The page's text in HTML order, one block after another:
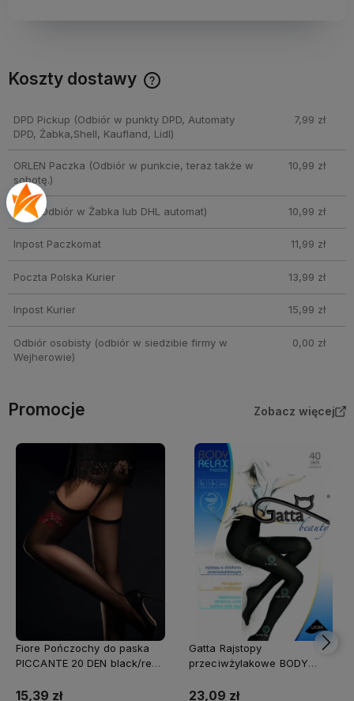
Koszty dostawy
DPD Pickup (Odbiór w punkty DPD, Automaty
DPD, Żabka,Shell, Kaufland, Lidl)
7,99 zł
ORLEN Paczka (Odbiór w punkcie, teraz także w
sobotę.)
10,99 zł
DHL(Odbiór w Żabka lub DHL automat) 10,99 zł
Inpost Paczkomat 11,99 zł
Poczta Polska Kurier 13,99 zł
Inpost Kurier 15,99 zł
Odbiór osobisty(odbiór w siedzibie firmy w
Wejherowie)
0,00 zł
Promocje Zobacz więcej
Fiore Pończochy do paska
PICCANTE 20 DEN black/red
15,39 zł
Gatta Rajstopy
przeciwżylakowe BODY
golden (SALE)
23,09 zł